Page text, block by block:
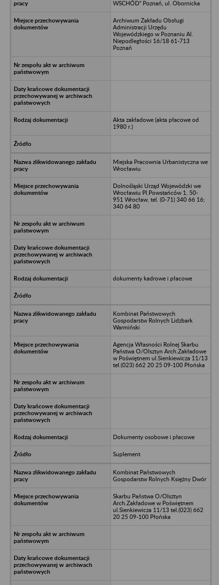
WSCHÓD” Poznań, ul. Obornicka
Archiwum Zakładu Obsługi
Administracji Urzędu
Wojewódzkiego w Poznaniu Al.
Niepodległości 16/18 61-713
Poznań
Akta zakładowe (akta płacowe od
1980 r.)
Miejska Pracownia Urbanistyczna we
Wrocławiu
Dolnośląski Urząd Wojewódzki we
Wrocławiu Pl.Powstańców 1, 50-
951 Wrocław, tel. (0-71) 340 66 16;
340 64 80
dokumenty kadrowe i płacowe
Kombinat Państwowych
Gospodarstw Rolnych Lidzbark
Warmiński
Agencja Własności Rolnej Skarbu
Państwa O/Olsztyn Arch.Zakładowe
w Poświętnem ul.Sienkiewicza 11/13
tel.(023) 662 20 25 09-100 Płońska
Dokumenty osobowe i płacowe
Suplement
Kombinat Państwowych
Gospodarstw Rolnych Księżny Dwór
Skarbu Państwa O/Olsztyn
Arch.Zakładowe w Poświętnem
ul.Sienkiewicza 11/13 tel.(023) 662
20 25 09-100 Płońska